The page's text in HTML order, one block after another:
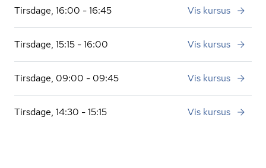
Tirsdage, 16:00 - 16:45 Vis kursus
Tirsdage, 15:15 - 16:00 Vis kursus
Tirsdage, 09:00 - 09:45 Vis kursus
Tirsdage, 14:30 - 15:15 Vis kursus